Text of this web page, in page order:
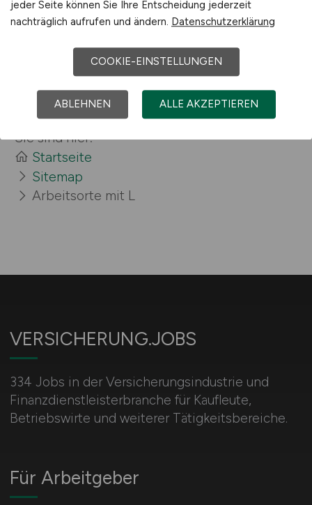
Sie sind hier:
Startseite
Sitemap
Arbeitsorte mit L
VERSICHERUNG.JOBS
334 Jobs in der Versicherungsindustrie und
Finanzdienstleisterbranche für Kaufleute,
Betriebswirte und weiterer Tätigkeitsbereiche.
Für Arbeitgeber
jeder Seite können Sie Ihre Entscheidung jederzeit
nachträglich aufrufen und ändern. Datenschutzerklärung
COOKIE-EINSTELLUNGEN
ABLEHNEN ALLE AKZEPTIEREN